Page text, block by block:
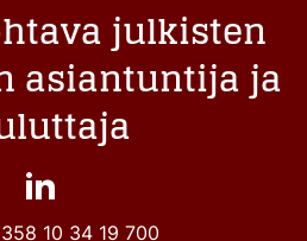
julkisten
asiantuntija ja
10 34 19 700